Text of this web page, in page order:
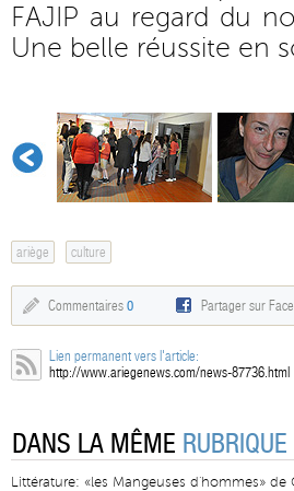
FAJIP au regard du
Une belle réussite en
ariège culture
Commentaires 0 Partager sur
Lien permanent vers l'article:
http://www.ariegenews.com/news-87736.html
DANS LA MÊME RUBRIQUE
Littérature: «les Mangeuses d'hommes» de